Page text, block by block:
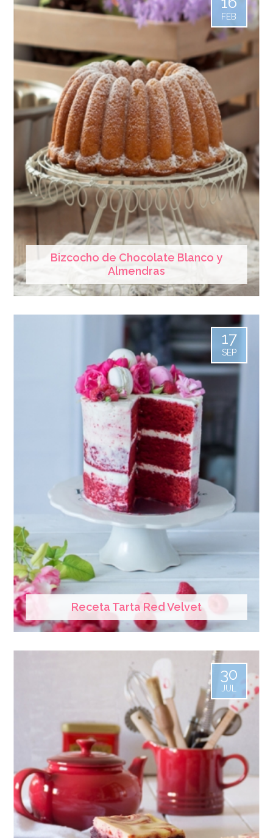
Bizcocho de Chocolate Blanco y
Almendras
FEB
Receta Tarta Red Velvet
17
SEP
30
JUL